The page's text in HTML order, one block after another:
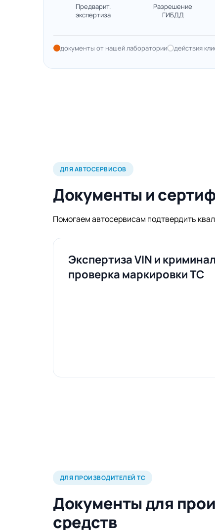
Предварит.
экспертиза
Разрешение
ГИБДД
документы от нашей лаборатории действия
ДЛЯ АВТОСЕРВИСОВ
Документы и
Помогаем автосервисам подтвердить
Экспертиза VIN и
проверка маркировки ТС
ДЛЯ ПРОИЗВОДИТЕЛЕЙ ТС
Документы для
средств